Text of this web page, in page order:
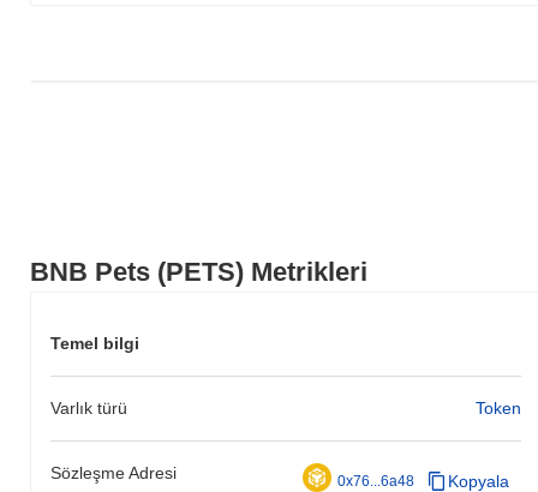
BNB Pets (PETS) Metrikleri
Temel bilgi
Varlık türü Token
Sözleşme Adresi 0x76...6a48 Kopyala